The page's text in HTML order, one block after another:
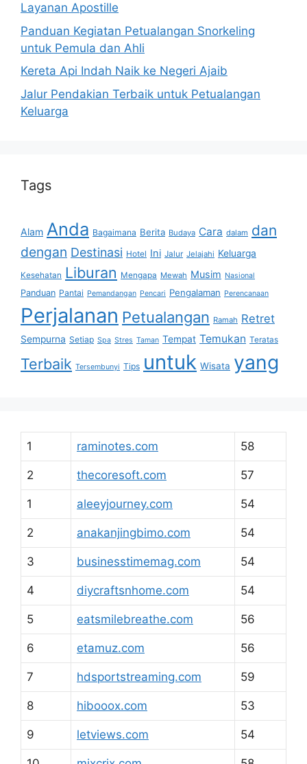
Layanan Apostille
Panduan Kegiatan Petualangan Snorkeling
untuk Pemula dan Ahli
Kereta Api Indah Naik ke Negeri Ajaib
Jalur Pendakian Terbaik untuk Petualangan
Keluarga
Tags
Alam Anda Bagaimana Berita Budaya Cara dalam dan
dengan Destinasi Hotel Ini Jalur Jelajahi Keluarga
Kesehatan Liburan Mengapa Mewah Musim Nasional
Panduan Pantai Pemandangan Pencari Pengalaman Perencanaan
Perjalanan Petualangan Ramah Retret
Sempurna Setiap Spa Stres Taman Tempat Temukan Teratas
Terbaik Tersembunyi Tips untuk Wisata yang
1 raminotes.com 58
2 thecoresoft.com 57
1 aleeyjourney.com 54
2 anakanjingbimo.com 54
3 businesstimemag.com 54
4 diycraftsnhome.com 54
5 eatsmilebreathe.com 56
6 etamuz.com 56
7 hdsportstreaming.com 59
8 hibooox.com 53
9 letviews.com 54